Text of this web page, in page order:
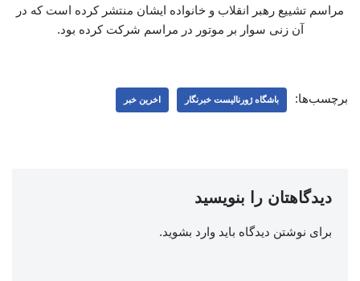
مراسم تشییع رهبر انقلاب و خانواده ایشان منتشر کرده است که در
آن زنی سوار بر موتور در مراسم شرکت کرده بود.
برچسب‌ها: باشگاه ژورنالیست خبرنگار اخرین خبر
دیدگاهتان را بنویسید
برای نوشتن دیدگاه باید وارد بشوید.